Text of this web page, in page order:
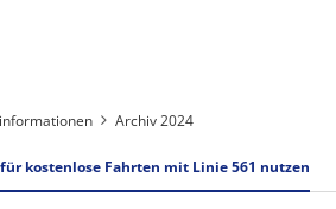
Archiv 2024
kostenlose Fahrten mit Linie 561 nutzen